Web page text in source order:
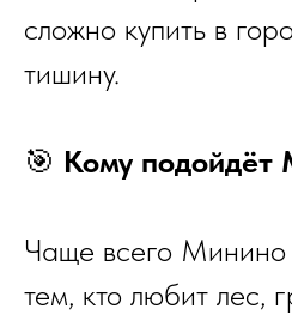
сложно купить в
тишину.
🎯 Кому подойдёт
Чаще всего
тем, кто любит лес,